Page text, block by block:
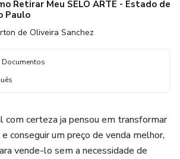
Retirar Meu SELO ARTE - Estado de
Paulo
de Oliveira Sanchez
com certeza ja pensou em transformar
conseguir um preço de venda melhor,
vende-lo sem a necessidade de